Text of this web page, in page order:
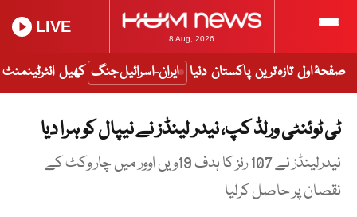
8 Aug, 2026
LIVE
صفحۂ اول تازہ ترین پاکستان دنیا ایران-اسرائیل جنگ کھیل انٹرٹینمنٹ
ٹی ٹوئنٹی ورلڈ کپ، نیدر لینڈز نے نیپال کو ہرا دیا
نیدرلینڈز نے 107 رنز کا ہدف 19ویں اوور میں چار وکٹ کے
نقصان پر حاصل کرلیا